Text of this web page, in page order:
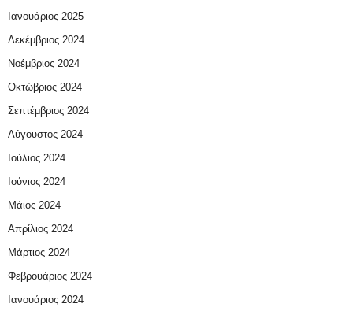
Ιανουάριος 2025
Δεκέμβριος 2024
Νοέμβριος 2024
Οκτώβριος 2024
Σεπτέμβριος 2024
Αύγουστος 2024
Ιούλιος 2024
Ιούνιος 2024
Μάιος 2024
Απρίλιος 2024
Μάρτιος 2024
Φεβρουάριος 2024
Ιανουάριος 2024